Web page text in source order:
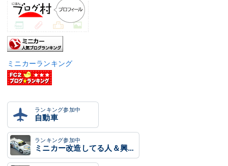
ミニカーランキング
ランキング参加中
自動車
ランキング参加中
ミニカー改造してる人＆興味がある人は集まれ‼